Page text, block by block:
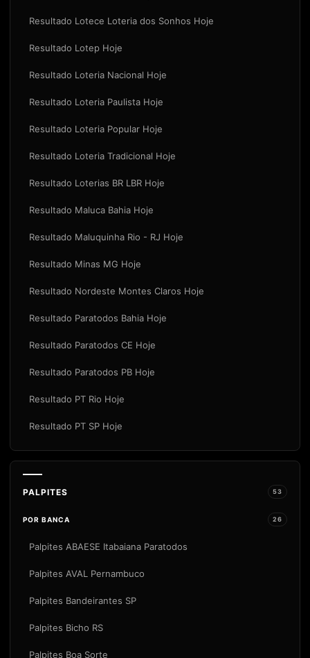
Resultado Lotece Loteria dos Sonhos Hoje
Resultado Lotep Hoje
Resultado Loteria Nacional Hoje
Resultado Loteria Paulista Hoje
Resultado Loteria Popular Hoje
Resultado Loteria Tradicional Hoje
Resultado Loterias BR LBR Hoje
Resultado Maluca Bahia Hoje
Resultado Maluquinha Rio - RJ Hoje
Resultado Minas MG Hoje
Resultado Nordeste Montes Claros Hoje
Resultado Paratodos Bahia Hoje
Resultado Paratodos CE Hoje
Resultado Paratodos PB Hoje
Resultado PT Rio Hoje
Resultado PT SP Hoje
PALPITES 53
POR BANCA 26
Palpites ABAESE Itabaiana Paratodos
Palpites AVAL Pernambuco
Palpites Bandeirantes SP
Palpites Bicho RS
Palpites Boa Sorte